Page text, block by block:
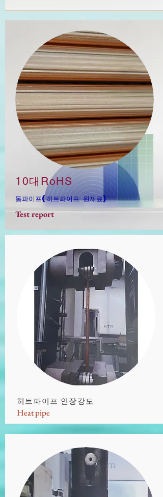
10대RoHS
​동파이프(히트파이프 원재료)
Test report
​히트파이프 인장강도
Heat pipe